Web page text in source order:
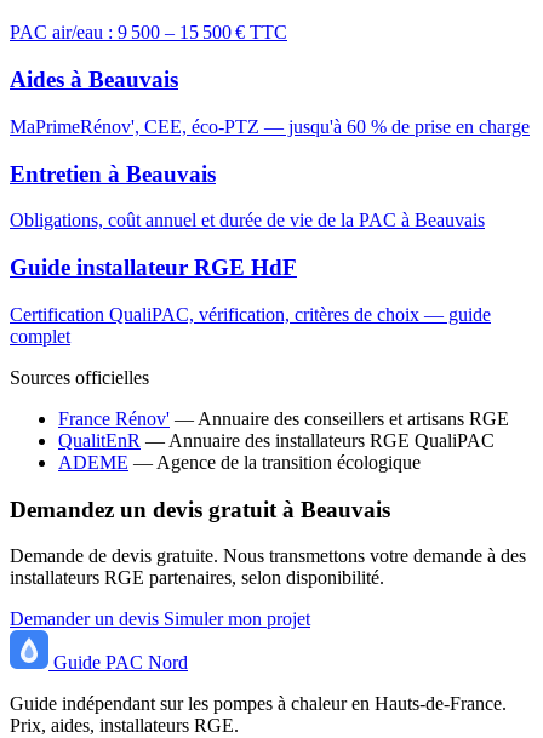
PAC air/eau : 9 500 – 15 500 € TTC
Aides à Beauvais
MaPrimeRénov', CEE, éco-PTZ — jusqu'à 60 % de prise en charge
Entretien à Beauvais
Obligations, coût annuel et durée de vie de la PAC à Beauvais
Guide installateur RGE HdF
Certification QualiPAC, vérification, critères de choix — guide
complet
Sources officielles
France Rénov' — Annuaire des conseillers et artisans RGE
QualitEnR — Annuaire des installateurs RGE QualiPAC
ADEME — Agence de la transition écologique
Demandez un devis gratuit à Beauvais
Demande de devis gratuite. Nous transmettons votre demande à des
installateurs RGE partenaires, selon disponibilité.
Demander un devis Simuler mon projet
Guide PAC Nord
Guide indépendant sur les pompes à chaleur en Hauts-de-France.
Prix, aides, installateurs RGE.